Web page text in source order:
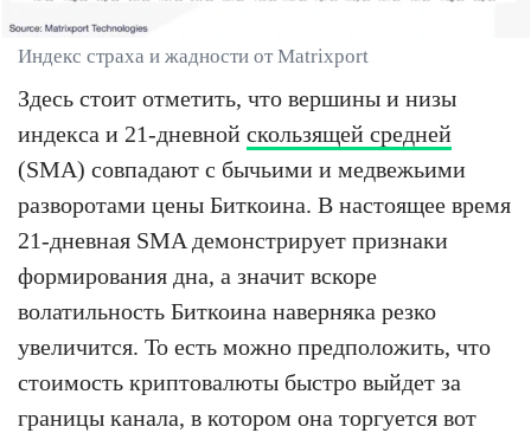
Индекс страха и жадности от Matrixport
Здесь стоит отметить, что вершины и низы
индекса и 21-дневной скользящей средней
(SMA) совпадают с бычьими и медвежьими
разворотами цены Биткоина. В настоящее время
21-дневная SMA демонстрирует признаки
формирования дна, а значит вскоре
волатильность Биткоина наверняка резко
увеличится. То есть можно предположить, что
стоимость криптовалюты быстро выйдет за
границы канала, в котором она торгуется вот